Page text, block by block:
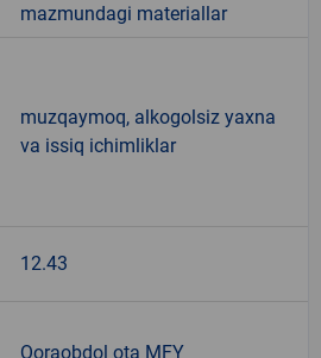
mazmundagi materiallar
muzqaymoq, alkogolsiz yaxna
va issiq ichimliklar
12.43
Qoraobdol ota MFY